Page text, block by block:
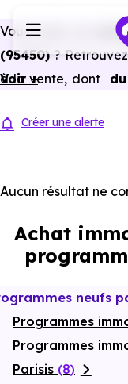
Investir
Actualités
Ressources
Financer
Vous avez un
(95450) ?
à la vente, dont
avantages du neuf :
énergétiques,
Voir +
Créer une alerte
Aucun résultat ne
Achat
neufs
Programmes
Programmes
Parisis (8)